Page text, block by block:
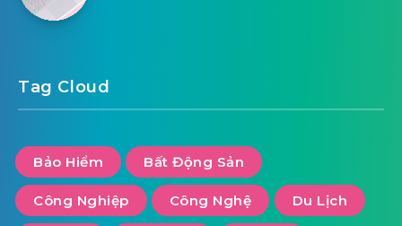
Tag Cloud
Bảo Hiểm Bất Động Sản
Công Nghiệp Công Nghệ Du Lịch